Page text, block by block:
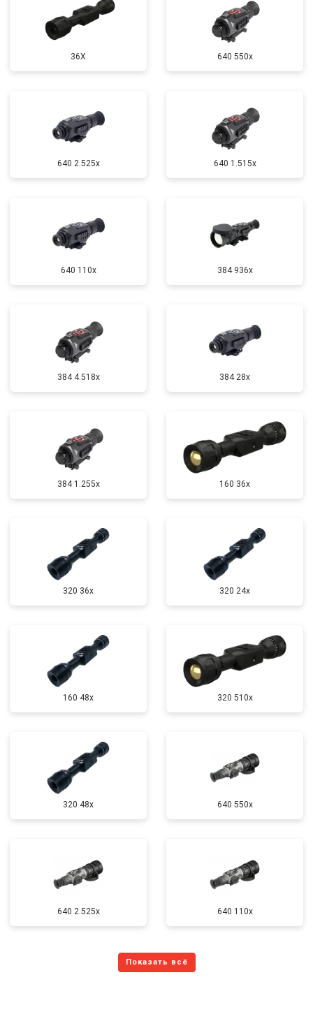
36X 640 550x
640 2.525x 640 1.515x
640 110x 384 936x
384 4.518x 384 28x
384 1.255х 160 36x
320 36x 320 24x
160 48x 320 510x
320 48x 640 550x
640 2.525x 640 110x